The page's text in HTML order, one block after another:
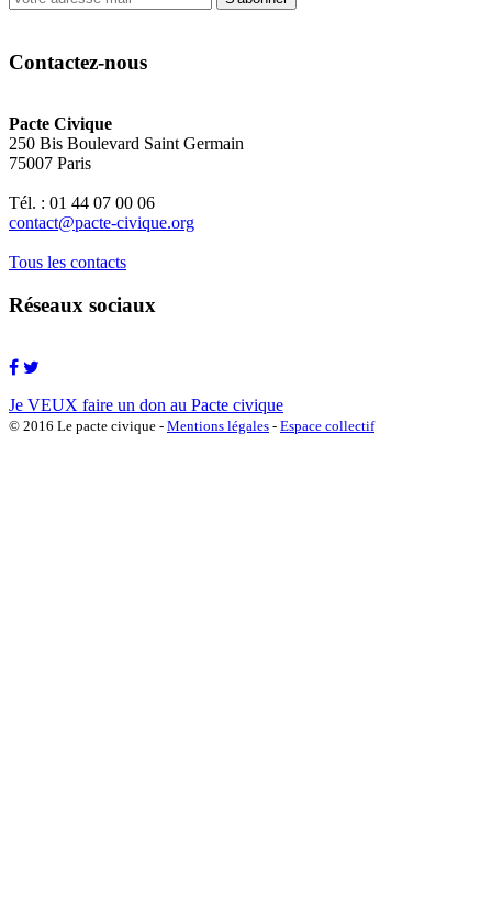
Contactez-nous
Pacte Civique
250 Bis Boulevard Saint Germain
75007 Paris
Tél. : 01 44 07 00 06
contact@pacte-civique.org
Tous les contacts
Réseaux sociaux
Je VEUX faire un don au Pacte civique
© 2016 Le pacte civique - Mentions légales - Espace collectif